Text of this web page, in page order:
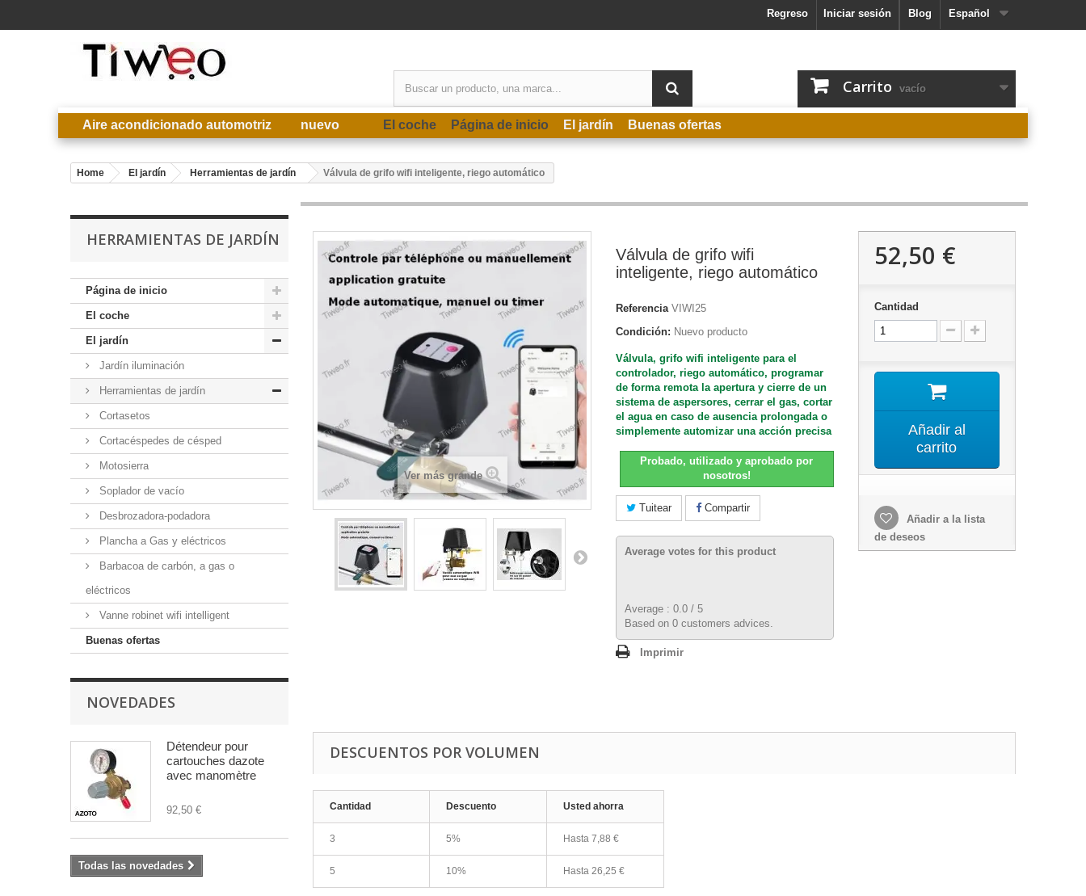
Español
Blog
Iniciar sesión
Regreso
Carrito vacío
Aire acondicionado automotriz nuevo El coche Página de inicio El jardín Buenas ofertas
Home El jardín Herramientas de jardín Válvula de grifo wifi inteligente, riego automático
HERRAMIENTAS DE JARDÍN
Página de inicio
El coche
El jardín
Jardín iluminación
Herramientas de jardín
Cortasetos
Cortacéspedes de césped
Motosierra
Soplador de vacío
Desbrozadora-podadora
Plancha a Gas y eléctricos
Barbacoa de carbón, a gas o
eléctricos
Vanne robinet wifi intelligent
Buenas ofertas
NOVEDADES
Détendeur pour
cartouches dazote
avec manomètre
92,50 €
Todas las novedades
Ver más grande
Válvula de grifo wifi
inteligente, riego automático
Referencia VIWI25
Condición: Nuevo producto
Válvula, grifo wifi inteligente para el
controlador, riego automático, programar
de forma remota la apertura y cierre de un
sistema de aspersores, cerrar el gas, cortar
el agua en caso de ausencia prolongada o
simplemente automizar una acción precisa
Probado, utilizado y aprobado por
nosotros!
Tuitear Compartir
Average votes for this product
Average : 0.0 / 5
Based on 0 customers advices.
Imprimir
52,50 €
Cantidad
Añadir al
carrito
Añadir a la lista
de deseos
DESCUENTOS POR VOLUMEN
Cantidad Descuento Usted ahorra
3 5% Hasta 7,88 €
5 10% Hasta 26,25 €